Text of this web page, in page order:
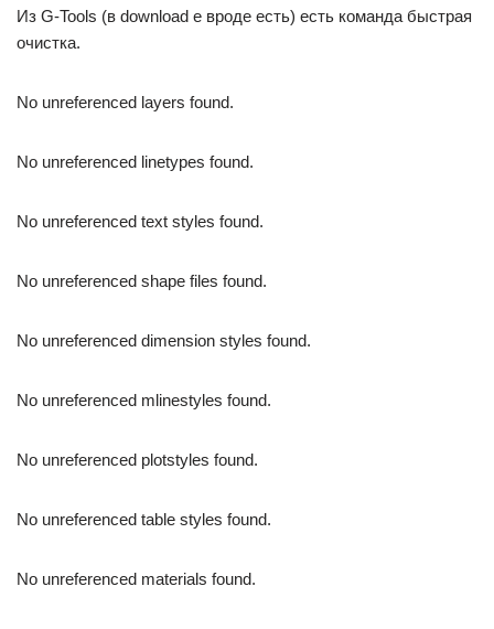
Из G-Tools (в download e вроде есть) есть команда быстрая
очистка.
No unreferenced layers found.
No unreferenced linetypes found.
No unreferenced text styles found.
No unreferenced shape files found.
No unreferenced dimension styles found.
No unreferenced mlinestyles found.
No unreferenced plotstyles found.
No unreferenced table styles found.
No unreferenced materials found.